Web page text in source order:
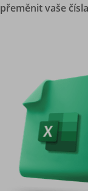
přeměnit vaše